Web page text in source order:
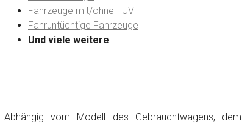
Fahrzeuge mit/ohne TÜV
Fahruntüchtige Fahrzeuge
Und viele weitere
Abhängig vom Modell des Gebrauchtwagens, dem